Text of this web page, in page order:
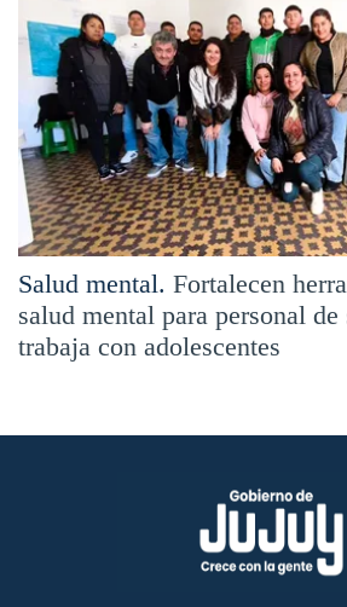
Salud mental. Fortalecen
salud mental para personal de
trabaja con adolescentes